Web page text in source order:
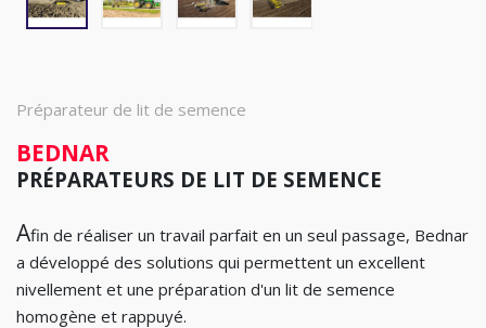
Préparateur de lit de semence
BEDNAR
PRÉPARATEURS DE LIT DE SEMENCE
Afin de réaliser un travail parfait en un seul passage, Bednar
a développé des solutions qui permettent un excellent
nivellement et une préparation d'un lit de semence
homogène et rappuyé.